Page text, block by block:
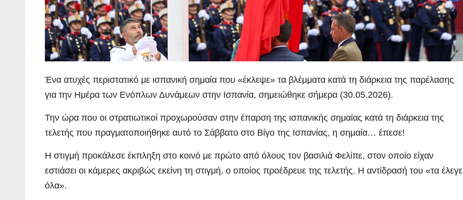
Ένα ατυχές περιστατικό με ισπανική σημαία που «έκλεψε» τα βλέμματα κατά τη διάρκεια της παρέλασης
για την Ημέρα των Ενόπλων Δυνάμεων στην Ισπανία, σημειώθηκε σήμερα (30.05.2026).
Την ώρα που οι στρατιωτικοί προχωρούσαν στην έπαρση της ισπανικής σημαίας κατά τη διάρκεια της
τελετής που πραγματοποιήθηκε αυτό το Σάββατο στο Βίγο της Ισπανίας, η σημαία… έπεσε!
Η στιγμή προκάλεσε έκπληξη στο κοινό με πρώτο από όλους τον βασιλιά Φελίπε, στον οποίο είχαν
εστιάσει οι κάμερες ακριβώς εκείνη τη στιγμή, ο οποίος προέδρευε της τελετής. Η αντίδρασή του «τα έλεγε
όλα».